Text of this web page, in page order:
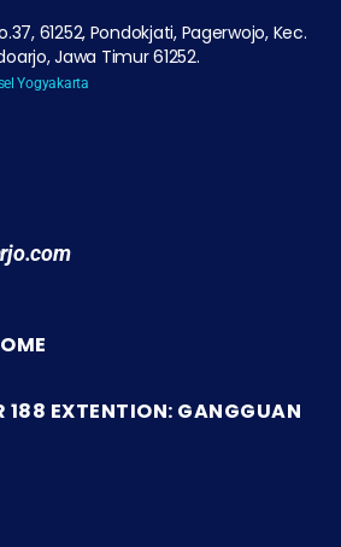
61252, Pondokjati, Pagerwojo, Kec.
Jawa Timur 61252.
Yogyakarta
188 EXTENTION: GANGGUAN